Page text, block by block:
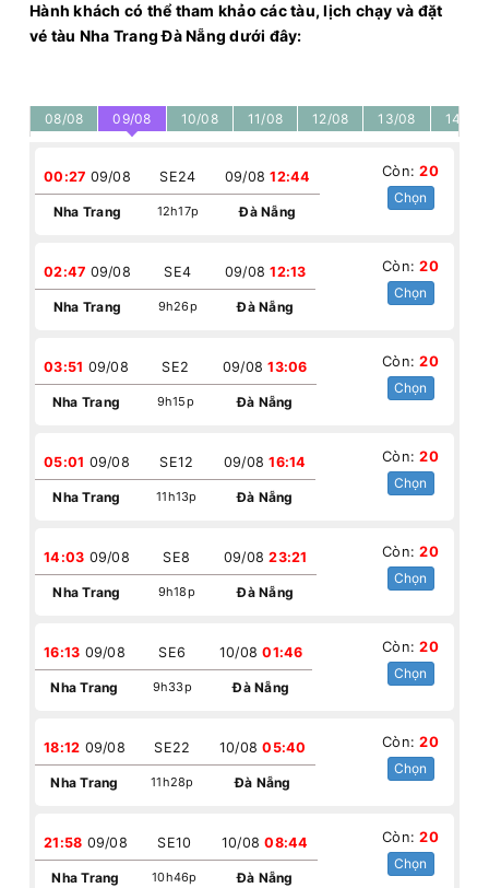
Hành khách có thể tham khảo các tàu, lịch chạy và đặt
vé tàu Nha Trang Đà Nẵng dưới đây:
08/08 09/08 10/08 11/08 12/08 13/08 14/08
00:27 09/08
Nha Trang
SE24
12h17p
09/0812:44
Đà Nẵng
Còn:20
Chọn
02:47 09/08
Nha Trang
SE4
9h26p
09/0812:13
Đà Nẵng
Còn:20
Chọn
03:51 09/08
Nha Trang
SE2
9h15p
09/0813:06
Đà Nẵng
Còn:20
Chọn
05:01 09/08
Nha Trang
SE12
11h13p
09/0816:14
Đà Nẵng
Còn:20
Chọn
14:03 09/08
Nha Trang
SE8
9h18p
09/0823:21
Đà Nẵng
Còn:20
Chọn
16:13 09/08
Nha Trang
SE6
9h33p
10/0801:46
Đà Nẵng
Còn:20
Chọn
18:12 09/08
Nha Trang
SE22
11h28p
10/0805:40
Đà Nẵng
Còn:20
Chọn
21:58 09/08
Nha Trang
SE10
10h46p
10/0808:44
Đà Nẵng
Còn:20
Chọn